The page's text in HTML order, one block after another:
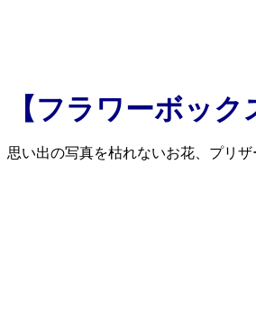
【フラワーボック
思い出の写真を枯れないお花、プリ